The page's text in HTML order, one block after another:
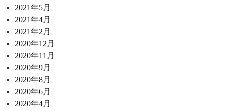
2021年5月
2021年4月
2021年2月
2020年12月
2020年11月
2020年9月
2020年8月
2020年6月
2020年4月